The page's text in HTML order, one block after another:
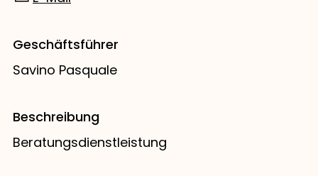
Geschäftsführer
Savino Pasquale
Beschreibung
Beratungsdienstleistung